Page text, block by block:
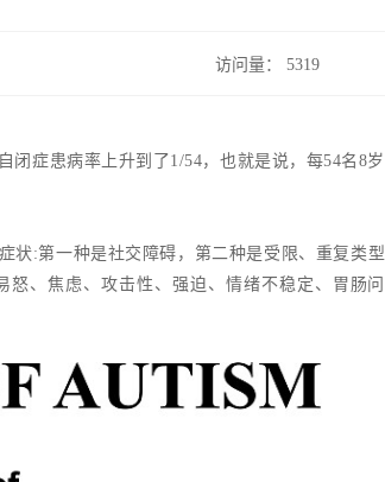
访问量： 5319
闭症患病率上升到了1/54，也就是说，每54名8岁
状:第一种是社交障碍，第二种是受限、重复类型
、焦虑、攻击性、强迫、情绪不稳定、胃肠问